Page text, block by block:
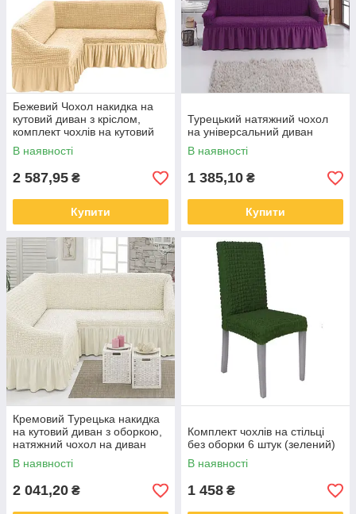
Бежевий Чохол накидка на
кутовий диван з кріслом,
комплект чохлів на кутовий
диван та крісло з оборкою
Туреччина
В наявності
2 587,95 ₴
Купити
Турецький натяжний чохол
на універсальний диван
В наявності
1 385,10 ₴
Купити
Кремовий Турецька накидка
на кутовий диван з оборкою,
натяжний чохол на диван
В наявності
2 041,20 ₴
Комплект чохлів на стільці
без оборки 6 штук (зелений)
В наявності
1 458 ₴